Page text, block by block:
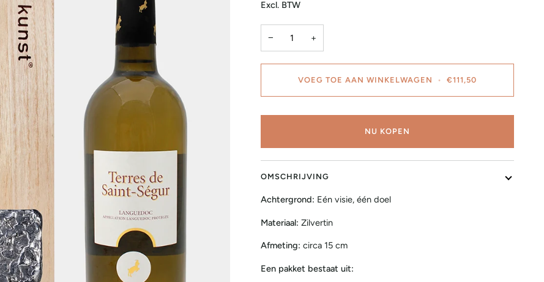
Excl. BTW
− +
VOEG TOE AAN WINKELWAGEN • €111,50
NU KOPEN
OMSCHRIJVING
Achtergrond: Eén visie, één doel
Materiaal: Zilvertin
Afmeting: circa 15 cm
Een pakket bestaat uit: